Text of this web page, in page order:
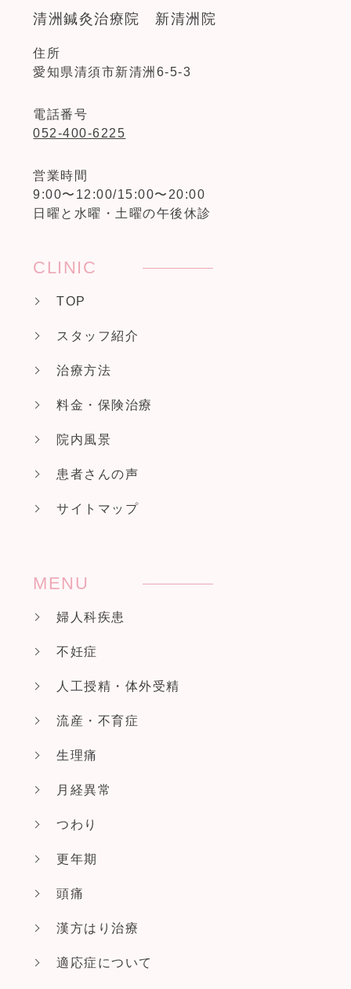
清洲鍼灸治療院 新清洲院
住所
愛知県清須市新清洲6-5-3
電話番号
052-400-6225
営業時間
9:00〜12:00/15:00〜20:00
日曜と水曜・土曜の午後休診
CLINIC
TOP
スタッフ紹介
治療方法
料金・保険治療
院内風景
患者さんの声
サイトマップ
MENU
婦人科疾患
不妊症
人工授精・体外受精
流産・不育症
生理痛
月経異常
つわり
更年期
頭痛
漢方はり治療
適応症について